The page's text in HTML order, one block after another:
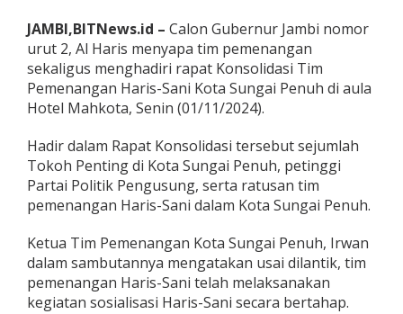
e
n
u
h
S
i
p
H
a
n
k
a
n
H
JAMBI,BITNews.id – Calon Gubernur Jambi nomor
urut 2, Al Haris menyapa tim pemenangan
sekaligus menghadiri rapat Konsolidasi Tim
Pemenangan Haris-Sani Kota Sungai Penuh di aula
Hotel Mahkota, Senin (01/11/2024).
Hadir dalam Rapat Konsolidasi tersebut sejumlah
Tokoh Penting di Kota Sungai Penuh, petinggi
Partai Politik Pengusung, serta ratusan tim
pemenangan Haris-Sani dalam Kota Sungai Penuh.
Ketua Tim Pemenangan Kota Sungai Penuh, Irwan
dalam sambutannya mengatakan usai dilantik, tim
pemenangan Haris-Sani telah melaksanakan
kegiatan sosialisasi Haris-Sani secara bertahap.